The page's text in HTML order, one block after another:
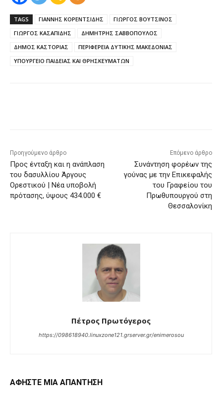
TAGS ΓΙΑΝΝΗΣ ΚΟΡΕΝΤΣΙΔΗΣ
ΓΙΩΡΓΟΣ ΒΟΥΤΣΙΝΟΣ
ΓΙΩΡΓΟΣ ΚΑΣΑΠΙΔΗΣ
ΔΗΜΗΤΡΗΣ ΣΑΒΒΟΠΟΥΛΟΣ
ΔΗΜΟΣ ΚΑΣΤΟΡΙΑΣ
ΠΕΡΙΦΕΡΕΙΑ ΔΥΤΙΚΗΣ ΜΑΚΕΔΟΝΙΑΣ
ΥΠΟΥΡΓΕΙΟ ΠΑΙΔΕΙΑΣ ΚΑΙ ΘΡΗΣΚΕΥΜΑΤΩΝ
Προηγούμενο άρθρο
Προς ένταξη και η ανάπλαση
του δασυλλίου Άργους
Ορεστικού | Νέα υποβολή
πρότασης, ύψους 434.000 €
Επόμενο άρθρο
Συνάντηση φορέων της
γούνας με την Επικεφαλής
του Γραφείου του
Πρωθυπουργού στη
Θεσσαλονίκη
Πέτρος Πρωτόγερος
https://098618940.linuxzone121.grserver.gr/enimerosou
ΑΦΗΣΤΕ ΜΙΑ ΑΠΑΝΤΗΣΗ